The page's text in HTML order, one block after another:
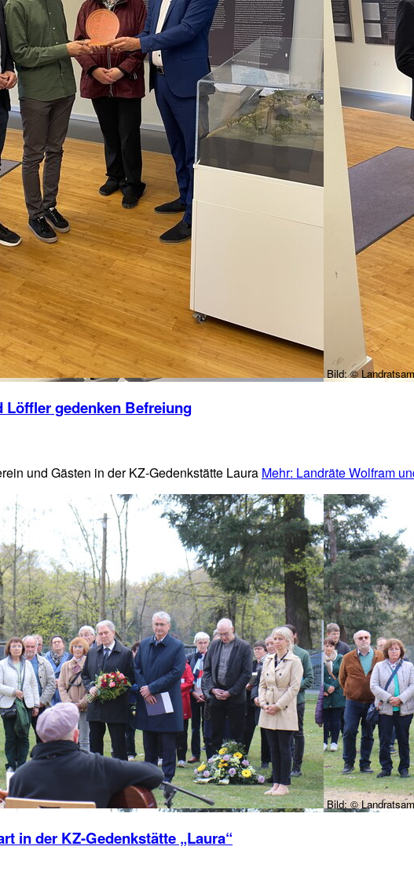
Bild:©
Löffler gedenken Befreiung
und Gästen in der KZ-Gedenkstätte Laura Mehr: Landräte Wolfram
Bild:©
in der KZ-Gedenkstätte „Laura“